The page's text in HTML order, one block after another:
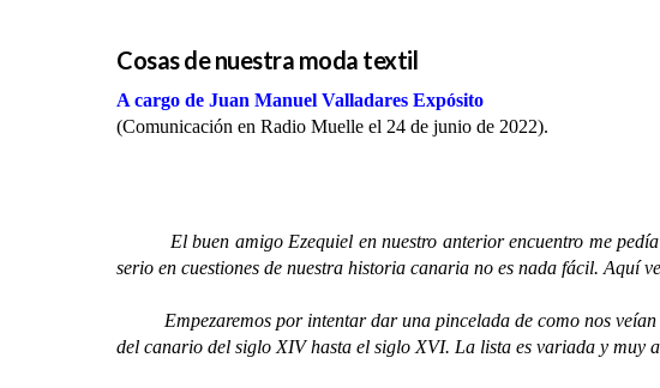
Cosas de nuestra moda textil
A cargo de Juan Manuel Valladares Expósito
(Comunicación en Radio Muelle el 24 de junio de 2022).
El buen amigo Ezequiel en nuestro anterior encuentro me pedía
serio en cuestiones de nuestra historia canaria no es nada fácil. Aquí
Empezaremos por intentar dar una pincelada de como nos veían
del canario del siglo XIV hasta el siglo XVI. La lista es variada y muy